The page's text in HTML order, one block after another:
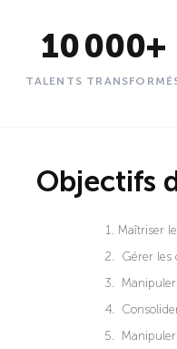
10 000+
TALENTS
Objectifs
Maîtriser
Gérer les